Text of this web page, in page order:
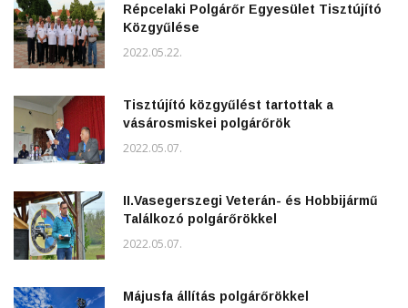
Répcelaki Polgárőr Egyesület Tisztújító
Közgyűlése
2022.05.22.
Tisztújító közgyűlést tartottak a
vásárosmiskei polgárőrök
2022.05.07.
II.Vasegerszegi Veterán- és Hobbijármű
Találkozó polgárőrökkel
2022.05.07.
Májusfa állítás polgárőrökkel